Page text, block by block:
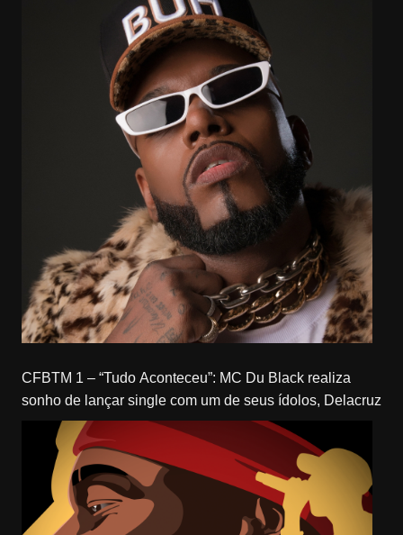
CFBTM 1 – “Tudo Aconteceu”: MC Du Black realiza
sonho de lançar single com um de seus ídolos, Delacruz